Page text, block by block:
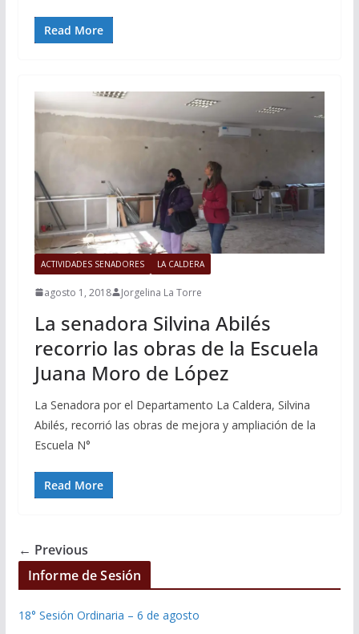
Read More
ACTIVIDADES SENADORES LA CALDERA
agosto 1, 2018 Jorgelina La Torre
La senadora Silvina Abilés
recorrio las obras de la Escuela
Juana Moro de López
La Senadora por el Departamento La Caldera, Silvina
Abilés, recorrió las obras de mejora y ampliación de la
Escuela N°
Read More
← Previous
Informe de Sesión
18° Sesión Ordinaria – 6 de agosto